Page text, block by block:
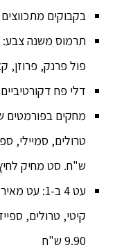
בקבוקים מתכווצים 600 מ"ל. מחיר: 15.90 ש"ח.
תרמוס משנה צבע:
פול פרנק, פרוזן,
דלי פח דקורטיביים
מחקים בפורמטים
ש"ח. סט מחיק לחיץ
עט 4 ב-1:
קיטי, טרולים,
9.90 ש"ח